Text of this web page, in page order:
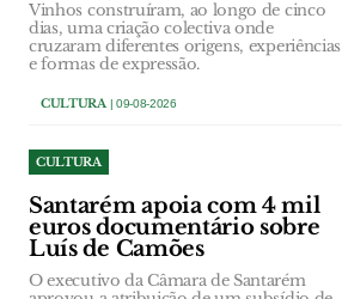
Vinhos construíram, ao longo de cinco
dias, uma criação colectiva onde
cruzaram diferentes origens, experiências
e formas de expressão.
CULTURA| 09-08-2026
CULTURA
Santarém apoia com 4 mil
euros documentário sobre
Luís de Camões
O executivo da Câmara de Santarém